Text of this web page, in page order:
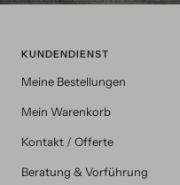
KUNDENDIENST
Meine Bestellungen
Mein Warenkorb
Kontakt / Offerte
Beratung & Vorführung